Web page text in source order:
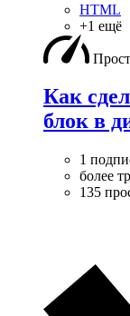
HTML
+1 ещё
Как
блок в
1
более
135